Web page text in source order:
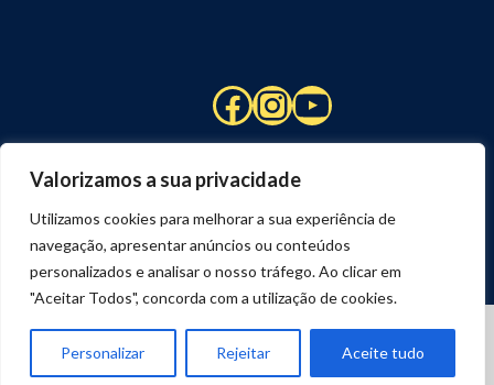
Valorizamos a sua privacidade
Utilizamos cookies para melhorar a sua experiência de
navegação, apresentar anúncios ou conteúdos
personalizados e analisar o nosso tráfego. Ao clicar em
"Aceitar Todos", concorda com a utilização de cookies.
Personalizar Rejeitar Aceite tudo
Facebook
Instagram
YouTube
DESENVOLVIDO POR
JOSEXAVIER.COM